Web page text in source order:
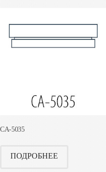
CA-5035
ПОДРОБНЕЕ